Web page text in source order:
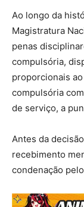
Ao longo da
Magistratura
penas
compulsória,
proporcionais
compulsória
de serviço, a
Antes da
recebimento
condenação